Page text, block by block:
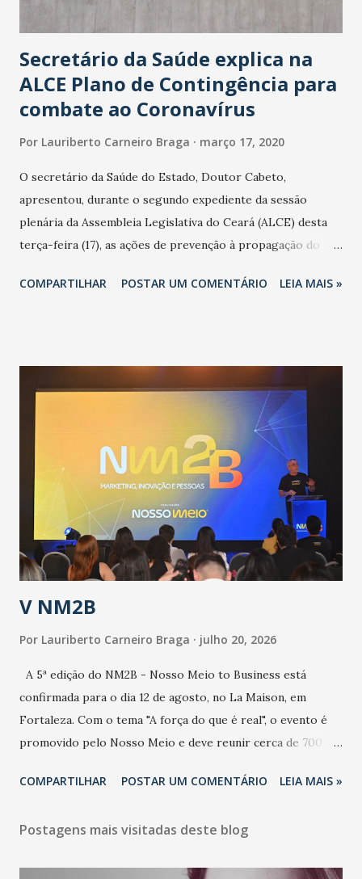
Secretário da Saúde explica na
ALCE Plano de Contingência para
combate ao Coronavírus
Por Lauriberto Carneiro Braga março 17, 2020
O secretário da Saúde do Estado, Doutor Cabeto,
apresentou, durante o segundo expediente da sessão
plenária da Assembleia Legislativa do Ceará (ALCE) desta
terça-feira (17), as ações de prevenção à propagação do
adotadas pelo Governo do Estado na contenção da
população suspeita e de cuidados com os ambientes
públicos e domiciliares. “Nós não estamos vivendo uma
epidemia comum, como temos em todos os anos, com
aumento de casos de dengue, influenza ou H1N1. Trata-se
de uma epidemia com um vírus diferente, com um poder de
contaminação maior que outros coronavírus”, apontou o
secretário. Segundo ele, é uma epidemia com chance de
contaminação alta, podendo gerar um grande risco à
população e ao sistema de saúde. “Precisamos saber fazer a
estratificação do risco da doença, para não so...
COMPARTILHAR POSTAR UM COMENTÁRIO LEIA MAIS »
V NM2B
Por Lauriberto Carneiro Braga julho 20, 2026
A 5ª edição do NM2B - Nosso Meio to Business está
confirmada para o dia 12 de agosto, no La Maison, em
Fortaleza. Com o tema "A força do que é real", o evento é
promovido pelo Nosso Meio e deve reunir cerca de 700
e lideranças do Mercado Nacional. Desde 2022, o NM2B
de negócios do Nordeste, reunindo profissionais de marcas
COMPARTILHAR POSTAR UM COMENTÁRIO LEIA MAIS »
Postagens mais visitadas deste blog